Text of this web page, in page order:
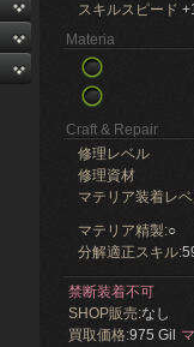
スキルスピード
Materia
Craft & Repair
修理レベル
修理資材
マテリア装着レ
マテリア精製:○
分解適正スキル:
禁断装着不可
SHOP販売:なし
買取価格:975 Gil